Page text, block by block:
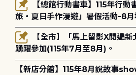
旅・夏日手作漫遊」暑假活動-8
報名
踴躍參加(115年7月至8月)。
【新店分館】115年8月說故事